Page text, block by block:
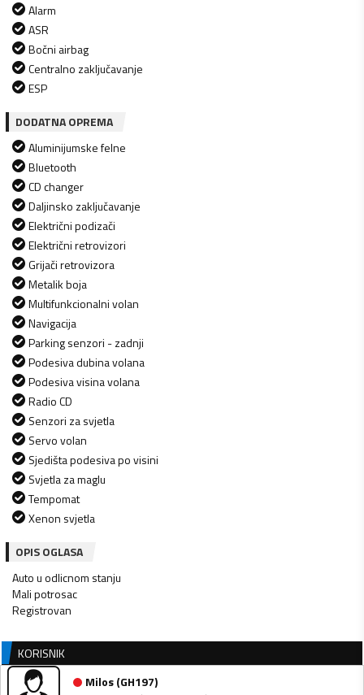
Alarm
ASR
Bočni airbag
Centralno zaključavanje
ESP
DODATNA OPREMA
Aluminijumske felne
Bluetooth
CD changer
Daljinsko zaključavanje
Električni podizači
Električni retrovizori
Grijači retrovizora
Metalik boja
Multifunkcionalni volan
Navigacija
Parking senzori - zadnji
Podesiva dubina volana
Podesiva visina volana
Radio CD
Senzori za svjetla
Servo volan
Sjedišta podesiva po visini
Svjetla za maglu
Tempomat
Xenon svjetla
OPIS OGLASA
Auto u odlicnom stanju
Mali potrosac
Registrovan
KORISNIK
Milos(GH197)